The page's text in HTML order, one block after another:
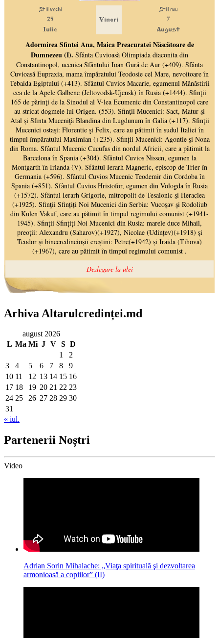
Arhiva Altarulcredinței.md
august 2026
L Ma Mi J V S D
1
2
3
4 5 6 7 8
9
10 11 12 13 14 15 16
17 18 19 20 21 22 23
24 25 26 27 28 29 30
31
« iul.
Partenerii Noștri
Video
Adrian Sorin Mihalache: „Viaţa spirituală şi dezvoltarea
armonioasă a copiilor” (II)